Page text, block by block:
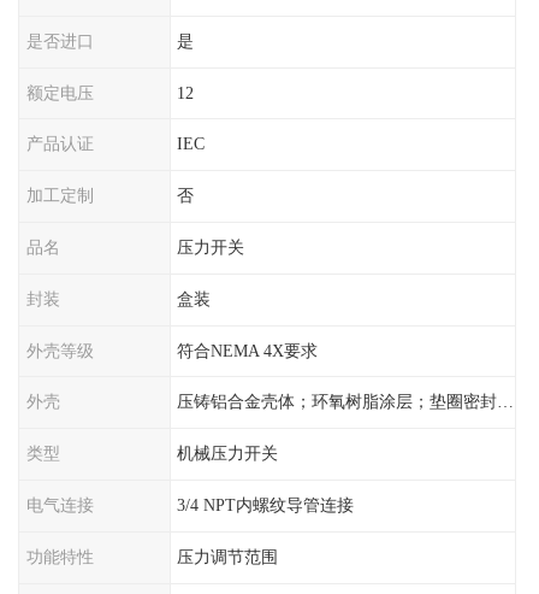
是否进口 是
额定电压 12
产品认证 IEC
加工定制 否
品名 压力开关
封装 盒装
外壳等级 符合NEMA 4X要求
外壳 压铸铝合金壳体；环氧树脂涂层；垫圈密封；卡紧螺丝
类型 机械压力开关
电气连接 3/4 NPT内螺纹导管连接
功能特性 压力调节范围